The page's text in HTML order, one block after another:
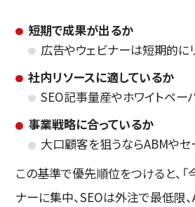
短期で成果が出るか
広告やウェビナーは短期的に
社内リソースに適しているか
SEO記事量産やホワイトペ
事業戦略に合っているか
大口顧客を狙うならABMや
この基準で優先順位をつけると、
ナーに集中、SEOは外注で最低限